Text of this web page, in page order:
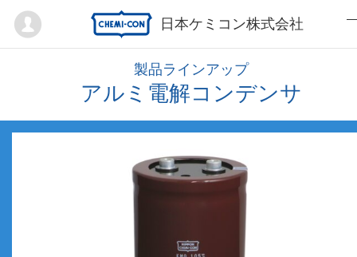
日本ケミコン株式会社
Mypage
製品ラインアップ
アルミ電解コンデンサ